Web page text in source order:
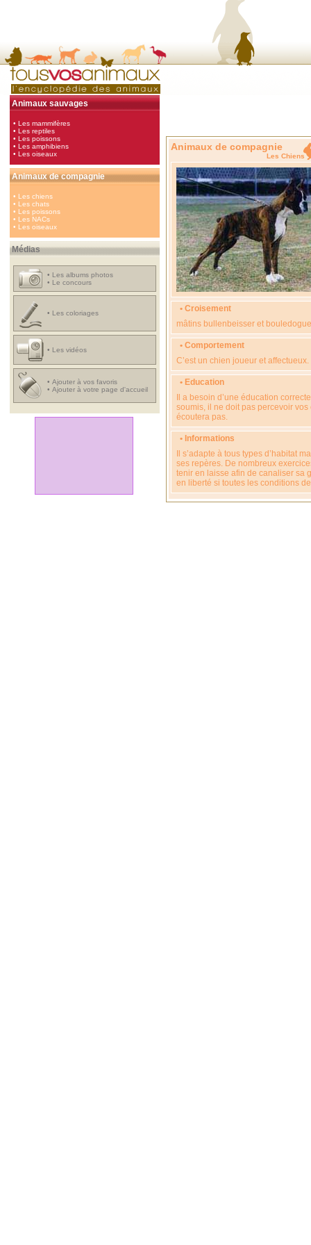
Animaux sauvages
• Les mammifères
• Les reptiles
• Les poissons
• Les amphibiens
• Les oiseaux
Animaux de compagnie
• Les chiens
• Les chats
• Les poissons
• Les NACs
• Les oiseaux
Médias
• Les albums photos
• Le concours
• Les coloriages
• Les vidéos
• Ajouter à vos favoris
• Ajouter à votre page d'accueil
Animaux de compagnie
Les
• Croisement
mâtins bullenbeisser et
• Comportement
C’est un chien joueur et affectueux.
• Education
Il a besoin d’une éducation
soumis, il ne doit pas percevoir
écoutera pas.
• Informations
Il s’adapte à tous types d’habitat
ses repères. De nombreux
tenir en laisse afin de canaliser sa
en liberté si toutes les conditions